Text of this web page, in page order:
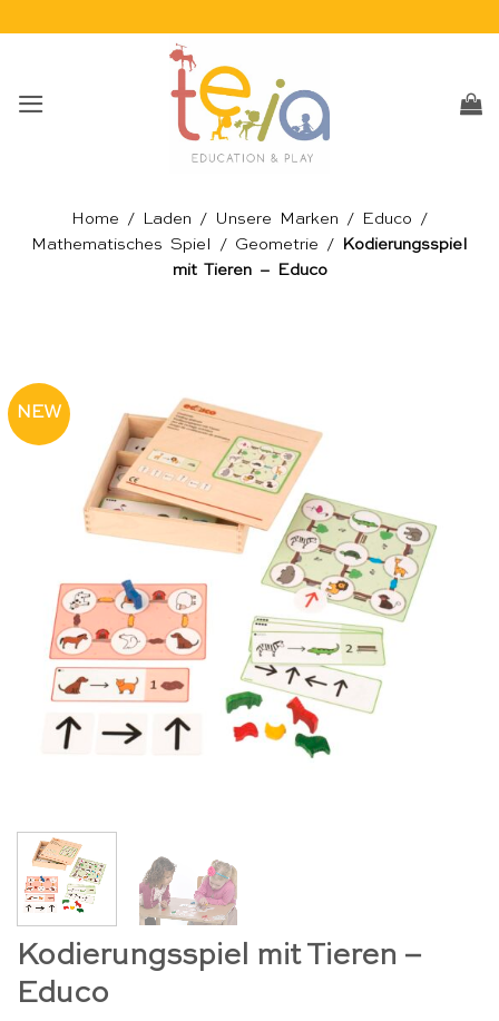
Home / Laden / Unsere Marken / Educo /
Mathematisches Spiel
/ Geometrie /
Kodierungsspiel
mit Tieren – Educo
NEW
Kodierungsspiel mit Tieren –
Educo